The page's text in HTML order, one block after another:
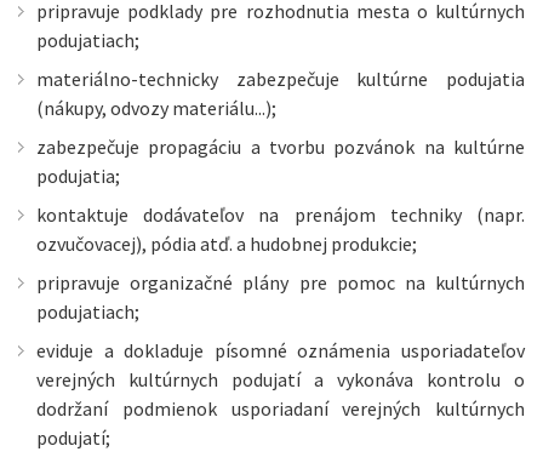
pripravuje podklady pre rozhodnutia mesta o kultúrnych
podujatiach;
materiálno-technicky zabezpečuje kultúrne podujatia
(nákupy, odvozy materiálu...);
zabezpečuje propagáciu a tvorbu pozvánok na kultúrne
podujatia;
kontaktuje dodávateľov na prenájom techniky (napr.
ozvučovacej), pódia atď. a hudobnej produkcie;
pripravuje organizačné plány pre pomoc na kultúrnych
podujatiach;
eviduje a dokladuje písomné oznámenia usporiadateľov
verejných kultúrnych podujatí a vykonáva kontrolu o
dodržaní podmienok usporiadaní verejných kultúrnych
podujatí;